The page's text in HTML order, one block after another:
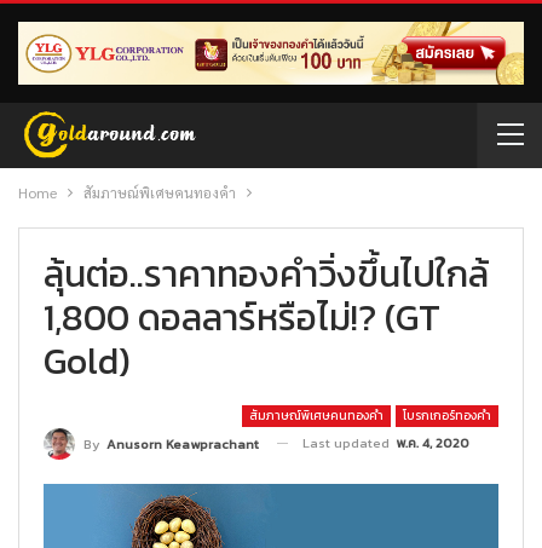
Home สัมภาษณ์พิเศษคนทองคำ
ลุ้นต่อ..ราคาทองคำวิ่งขึ้นไปใกล้
1,800 ดอลลาร์หรือไม่!? (GT
Gold)
สัมภาษณ์พิเศษคนทองคำ โบรกเกอร์ทองคำ
By Anusorn Keawprachant Last updated พ.ค. 4, 2020